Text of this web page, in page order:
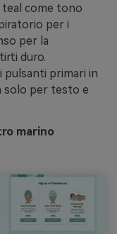
come tono
per i
per la
duro.
pulsanti primari in
solo per testo e
marino